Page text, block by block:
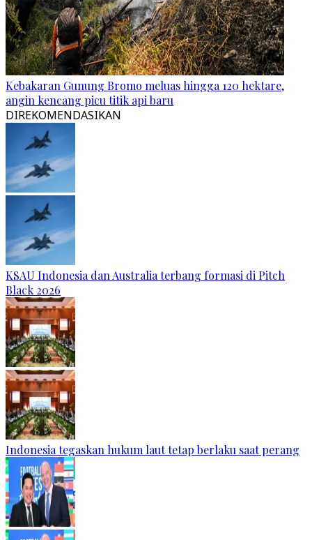
Kebakaran Gunung Bromo meluas hingga 120 hektare,
angin kencang picu titik api baru
DIREKOMENDASIKAN
KSAU Indonesia dan Australia terbang formasi di Pitch
Black 2026
Indonesia tegaskan hukum laut tetap berlaku saat perang